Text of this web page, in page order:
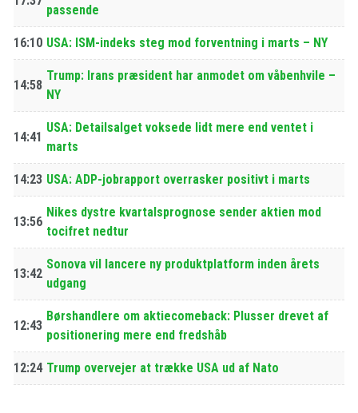
passende
16:10 USA: ISM-indeks steg mod forventning i marts – NY
14:58
Trump: Irans præsident har anmodet om våbenhvile –
NY
14:41
USA: Detailsalget voksede lidt mere end ventet i
marts
14:23 USA: ADP-jobrapport overrasker positivt i marts
13:56
Nikes dystre kvartalsprognose sender aktien mod
tocifret nedtur
13:42
Sonova vil lancere ny produktplatform inden årets
udgang
12:43
Børshandlere om aktiecomeback: Plusser drevet af
positionering mere end fredshåb
12:24 Trump overvejer at trække USA ud af Nato